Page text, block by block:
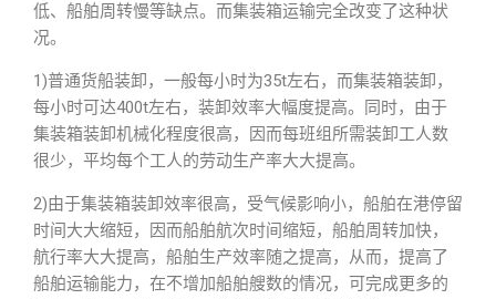
低、船舶周转慢等缺点。而集装箱运输完全改变了这种状
况。
1)普通货船装卸，一般每小时为35t左右，而集装箱装卸，
每小时可达400t左右，装卸效率大幅度提高。同时，由于
集装箱装卸机械化程度很高，因而每班组所需装卸工人数
很少，平均每个工人的劳动生产率大大提高。
2)由于集装箱装卸效率很高，受气候影响小，船舶在港停留
时间大大缩短，因而船舶航次时间缩短，船舶周转加快，
航行率大大提高，船舶生产效率随之提高，从而，提高了
船舶运输能力，在不增加船舶艘数的情况，可完成更多的